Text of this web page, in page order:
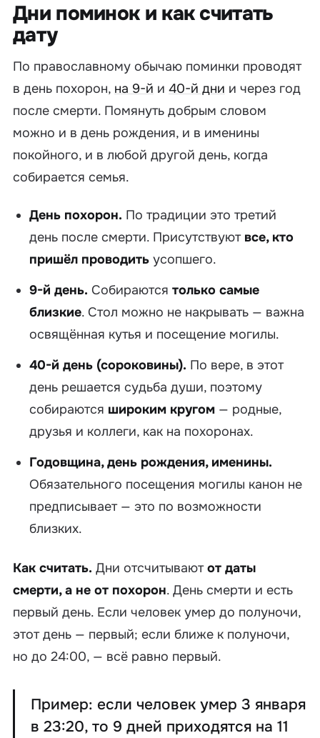
Дни поминок и как считать
дату
По православному обычаю поминки проводят
в день похорон, на 9-й и 40-й дни и через год
после смерти. Помянуть добрым словом
можно и в день рождения, и в именины
покойного, и в любой другой день, когда
собирается семья.
День похорон. По традиции это третий
день после смерти. Присутствуют все, кто
пришёл проводить усопшего.
9-й день. Собираютсятолько самые
близкие. Стол можно не накрывать — важна
освящённая кутья и посещение могилы.
40-й день (сороковины). По вере, в этот
день решается судьба души, поэтому
собираются широким кругом — родные,
друзья и коллеги, как на похоронах.
Годовщина, день рождения, именины.
Обязательного посещения могилы канон не
предписывает — это по возможности
близких.
Как считать. Дни отсчитываютот даты
смерти, а не от похорон. День смерти и есть
первый день. Если человек умер до полуночи,
этот день — первый; если ближе к полуночи,
но до 24:00, — всё равно первый.
Пример: если человек умер 3 января
в 23:20, то 9 дней приходятся на 11